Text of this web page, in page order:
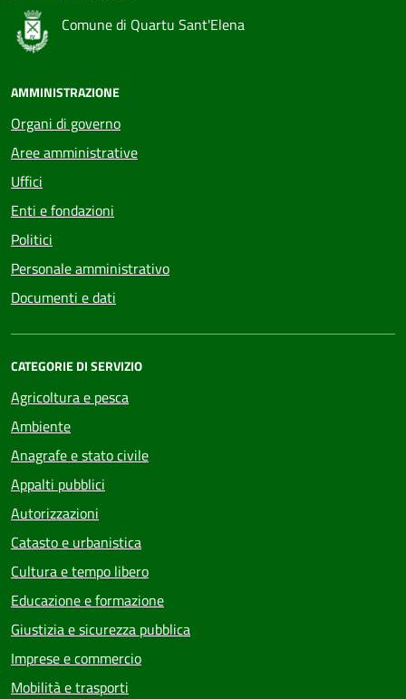
Comune di Quartu Sant'Elena
AMMINISTRAZIONE
Organi di governo
Aree amministrative
Uffici
Enti e fondazioni
Politici
Personale amministrativo
Documenti e dati
CATEGORIE DI SERVIZIO
Agricoltura e pesca
Ambiente
Anagrafe e stato civile
Appalti pubblici
Autorizzazioni
Catasto e urbanistica
Cultura e tempo libero
Educazione e formazione
Giustizia e sicurezza pubblica
Imprese e commercio
Mobilità e trasporti